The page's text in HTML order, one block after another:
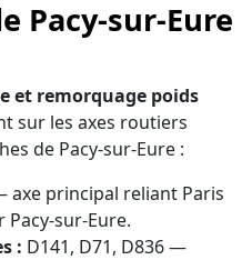
Pacy‑sur‑Eure
et remorquage poids
sur les axes routiers
de Pacy-sur-Eure :
axe principal reliant Paris
sur-Eure.
: D141, D71, D836 —